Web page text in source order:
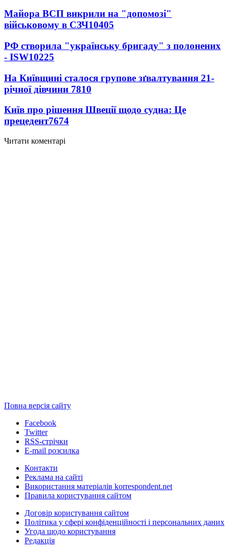
Майора ВСП викрили на "допомозі"
військовому в СЗЧ10405
РФ створила "українську бригаду" з полонених
- ISW10225
На Київщині сталося групове зґвалтування 21-
річної дівчини 7810
Київ про рішення Швеції щодо судна: Це
прецедент7674
Читати коментарі
Повна версія сайту
Facebook
Twitter
RSS-стрічки
E-mail розсилка
Контакти
Реклама на сайті
Використання матеріалів korrespondent.net
Правила користування сайтом
Договір користування сайтом
Політика у сфері конфіденційності і персональних даних
Угода щодо користування
Редакція